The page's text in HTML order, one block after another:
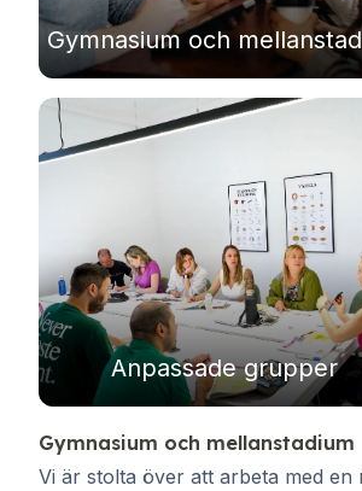
Långtidskurser
50+-
Costa Rica
Costa Ricas
Intensiv
Intensivkurs
CSN
Privata
Program efter
Unga vuxna
Spanska
Gymnasium och
Anpassade grupper
Gymnasium och mellanstadium
Vi är stolta över att arbeta med